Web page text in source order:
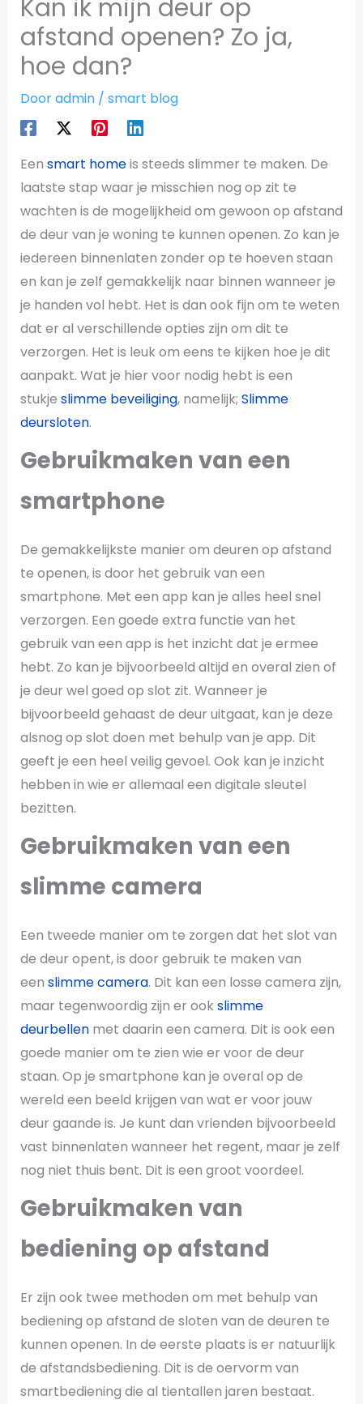
Kan ik mijn deur op
afstand openen? Zo ja,
hoe dan?
Dooradmin / smart blog
Een smart homeis steeds slimmer te maken. De
laatste stap waar je misschien nog op zit te
wachten is de mogelijkheid om gewoon op afstand
de deur van je woning te kunnen openen. Zo kan je
iedereen binnenlaten zonder op te hoeven staan
en kan je zelf gemakkelijk naar binnen wanneer je
je handen vol hebt. Het is dan ook fijn om te weten
dat er al verschillende opties zijn om dit te
verzorgen. Het is leuk om eens te kijken hoe je dit
aanpakt. Wat je hier voor nodig hebt is een
stukje slimme beveiliging, namelijk; Slimme
deursloten.
Gebruikmaken van een
smartphone
De gemakkelijkste manier om deuren op afstand
te openen, is door het gebruik van een
smartphone. Met een app kan je alles heel snel
verzorgen. Een goede extra functie van het
gebruik van een app is het inzicht dat je ermee
hebt. Zo kan je bijvoorbeeld altijd en overal zien of
je deur wel goed op slot zit. Wanneer je
bijvoorbeeld gehaast de deur uitgaat, kan je deze
alsnog op slot doen met behulp van je app. Dit
geeft je een heel veilig gevoel. Ook kan je inzicht
hebben in wie er allemaal een digitale sleutel
bezitten.
Gebruikmaken van een
slimme camera
Een tweede manier om te zorgen dat het slot van
de deur opent, is door gebruik te maken van
een slimme camera. Dit kan een losse camera zijn,
maar tegenwoordig zijn er ook slimme
deurbellenmet daarin een camera. Dit is ook een
goede manier om te zien wie er voor de deur
staan. Op je smartphone kan je overal op de
wereld een beeld krijgen van wat er voor jouw
deur gaande is. Je kunt dan vrienden bijvoorbeeld
vast binnenlaten wanneer het regent, maar je zelf
nog niet thuis bent. Dit is een groot voordeel.
Gebruikmaken van
bediening op afstand
Er zijn ook twee methoden om met behulp van
bediening op afstand de sloten van de deuren te
kunnen openen. In de eerste plaats is er natuurlijk
de afstandsbediening. Dit is de oervorm van
smartbediening die al tientallen jaren bestaat.